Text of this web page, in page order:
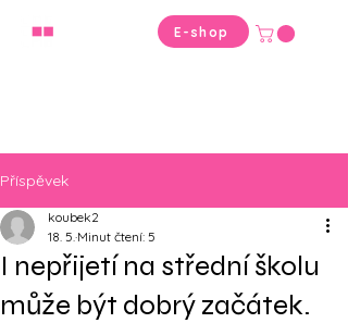
E-shop
Příspěvek
I nepřijetí na střední školu
může být dobrý začátek.
koubek2
18. 5. Minut čtení: 5